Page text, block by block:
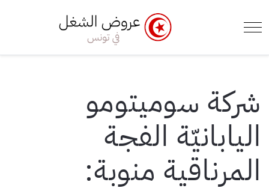
Mobile Menu Toggle
شركة سوميتومو
اليابانيّة الفجة
المرناقية منوبة:
Toggle